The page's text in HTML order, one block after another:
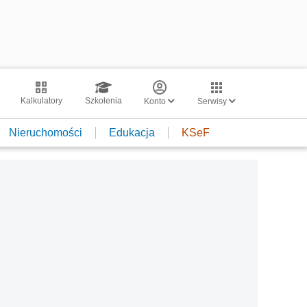
Kalkulatory Szkolenia Konto Serwisy
Nieruchomości Edukacja KSeF